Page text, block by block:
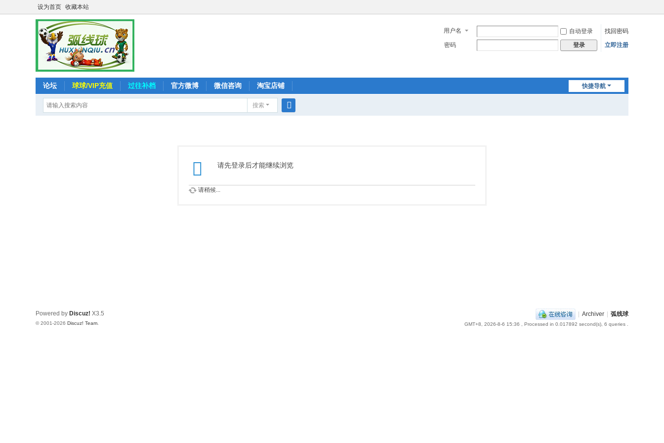
设为首页 收藏本站
用户名 自动登录
找回密码
密码
登录 立即注册
快捷导航
论坛 球球/VIP充值 过往补档 官方微博 微信咨询 淘宝店铺
搜索
请先登录后才能继续浏览
请稍候...
| Archiver | 弧线球
GMT+8, 2026-8-6 15:36 , Processed in 0.017892 second(s), 6 queries .
Powered by Discuz! X3.5
© 2001-2026 Discuz! Team